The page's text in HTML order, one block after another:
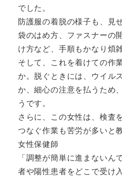
でした。
防護服の着脱の様子も、見
袋のはめ方、ファスナーの
け方など、手順もかなり煩雑
そして、これを着けての作
か。脱ぐときには、ウイル
か、細心の注意を払うため
うです。
さらに、この女性は、検査
つなぐ作業も苦労が多いと
女性保健師
「調整が簡単に進まない
者や陽性患者をどこで受け